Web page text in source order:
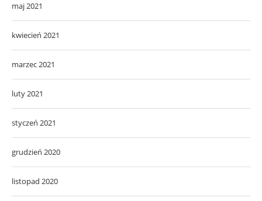
maj 2021
kwiecień 2021
marzec 2021
luty 2021
styczeń 2021
grudzień 2020
listopad 2020